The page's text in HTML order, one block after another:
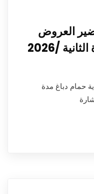
العروض
حمام دباغ مدة